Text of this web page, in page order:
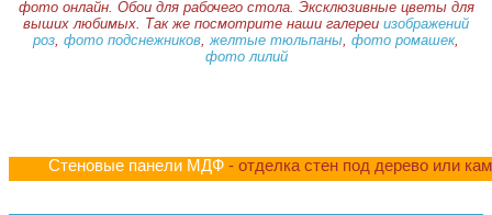
фото онлайн. Обои для рабочего стола. Эксклюзивные цветы для
выших любимых. Так же посмотрите наши галереи изображений
роз фото подснежников желтые тюльпаны фото ромашек,
фото лилий
Стеновые панели МДФ - отделка стен под дерево или